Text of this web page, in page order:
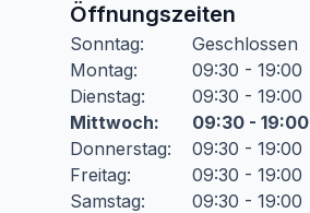
Öffnungszeiten
Sonntag:
Geschlossen
Montag:
09:30 - 19:00
Dienstag:
09:30 - 19:00
Mittwoch:
09:30 - 19:00
Donnerstag:
09:30 - 19:00
Freitag:
09:30 - 19:00
Samstag: 09:30 - 19:00